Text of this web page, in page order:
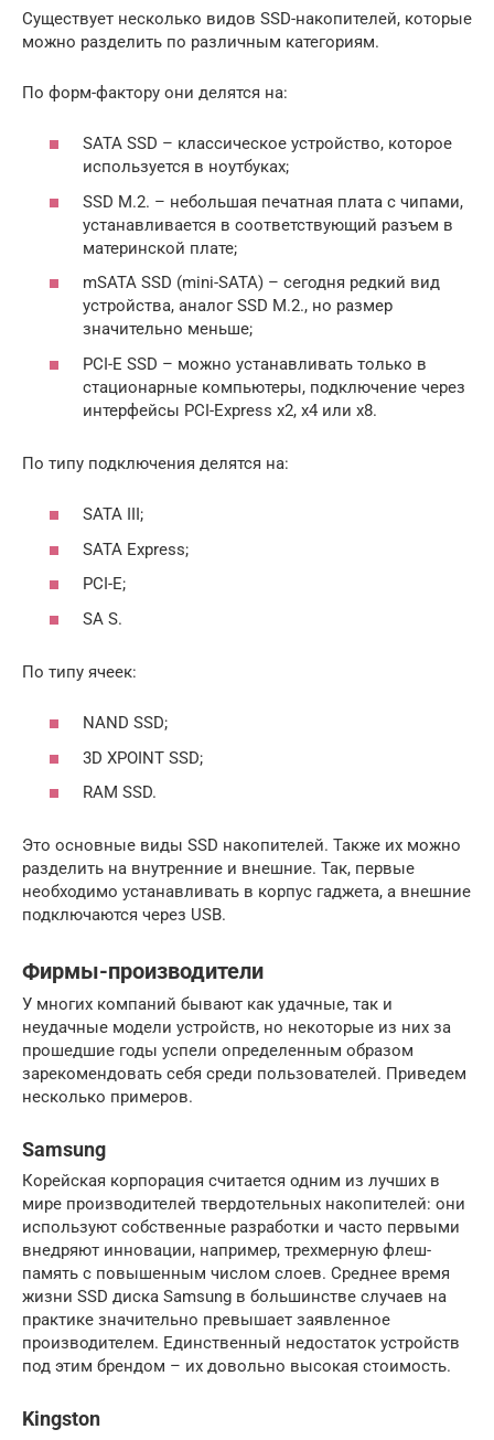
Существует несколько видов SSD-накопителей, которые
можно разделить по различным категориям.
По форм-фактору они делятся на:
SATA SSD – классическое устройство, которое
используется в ноутбуках;
SSD M.2. – небольшая печатная плата с чипами,
устанавливается в соответствующий разъем в
материнской плате;
mSATA SSD (mini-SATA) – сегодня редкий вид
устройства, аналог SSD M.2., но размер
значительно меньше;
PCI-E SSD – можно устанавливать только в
стационарные компьютеры, подключение через
интерфейсы PCI-Express x2, x4 или x8.
По типу подключения делятся на:
SATA III;
SATA Express;
PCI-E;
SA S.
По типу ячеек:
NAND SSD;
3D XPOINT SSD;
RAM SSD.
Это основные виды SSD накопителей. Также их можно
разделить на внутренние и внешние. Так, первые
необходимо устанавливать в корпус гаджета, а внешние
подключаются через USB.
Фирмы-производители
У многих компаний бывают как удачные, так и
неудачные модели устройств, но некоторые из них за
прошедшие годы успели определенным образом
зарекомендовать себя среди пользователей. Приведем
несколько примеров.
Samsung
Корейская корпорация считается одним из лучших в
мире производителей твердотельных накопителей: они
используют собственные разработки и часто первыми
внедряют инновации, например, трехмерную флеш-
память с повышенным числом слоев. Среднее время
жизни SSD диска Samsung в большинстве случаев на
практике значительно превышает заявленное
производителем. Единственный недостаток устройств
под этим брендом – их довольно высокая стоимость.
Kingston